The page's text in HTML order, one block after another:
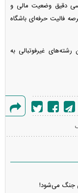
دقیق وضعیت مالی و
فالیت حرفه‌ای باشگاه
غیرفوتبالی به
جنگ می‌شود!